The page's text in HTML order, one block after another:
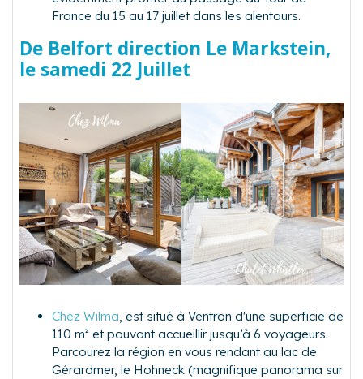
France du 15 au 17 juillet dans les alentours.
De Belfort direction Le Markstein,
le samedi 22 Juillet
Chez Wilma, est situé à Ventron d'une superficie de
110 m² et pouvant accueillir jusqu’à 6 voyageurs.
Parcourez la région en vous rendant au lac de
Gérardmer, le Hohneck (magnifique panorama sur